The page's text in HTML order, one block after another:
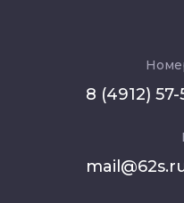
8 (4912)